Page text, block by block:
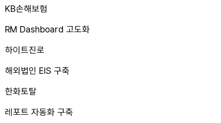
KB손해보험
RM Dashboard 고도화
하이트진로
해외법인 EIS 구축
한화토탈
레포트 자동화 구축